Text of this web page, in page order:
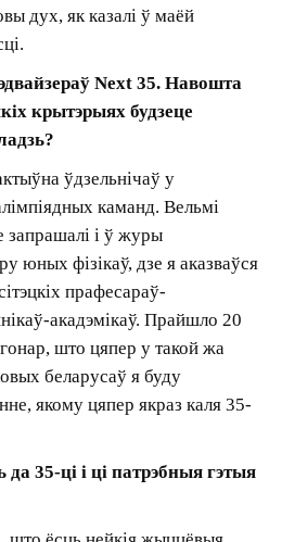
да істотнага
ў рукі шашачкі,
жарту. На шчасце,
пісаць нескладаныя
ў кампаніі з ШІ. Мне
творчы кантакт з
Пятром Федзічавым —
калянавуковай
вайб-кодынгу я
ідэі ў галіне праблем
Проста для ўласнай
з ШІ — я напісаў
навукова-фантастычных
знайсці на author.today —
а дакладней